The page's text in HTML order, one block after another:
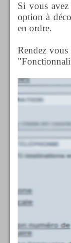
Si vous
option à
en ordre.
Rendez